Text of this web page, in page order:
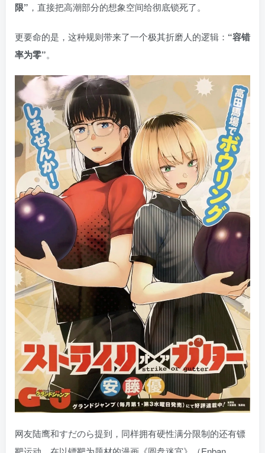
限” ，直接把高潮部分的想象空间给彻底锁死了。
更要命的是，这种规则带来了一个极其折磨人的逻辑： “容错
率为零”。
网友陆鹰和すだのら提到，同样拥有硬性满分限制的还有镖